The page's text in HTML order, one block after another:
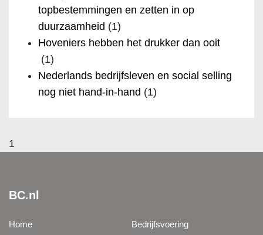
topbestemmingen en zetten in op
duurzaamheid (1)
Hoveniers hebben het drukker dan ooit
(1)
Nederlands bedrijfsleven en social selling
nog niet hand-in-hand (1)
1
BC.nl
Home
Bedrijfsvoering